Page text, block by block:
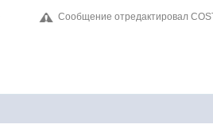
Сообщение отредактировал